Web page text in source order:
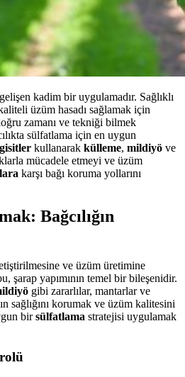
kadim bir uygulamadır. Sağlıklı
üzüm hasadı sağlamak için
zamanı ve tekniği bilmek
sülfatlama için en uygun
kullanarak külleme, mildiyö ve
mücadele etmeyi ve üzüm
karşı bağı koruma yollarını
Bağcılığın
ve üzüm üretimine
şarap yapımının temel bir bileşenidir.
gibi zararlılar, mantarlar ve
sağlığını korumak ve üzüm kalitesini
birsülfatlama stratejisi uygulamak